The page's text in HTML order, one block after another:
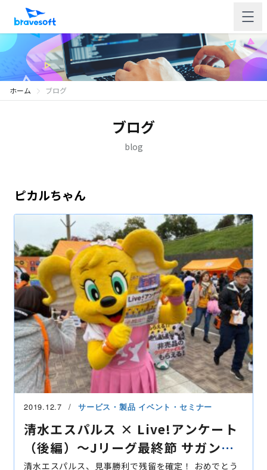
ホーム ブログ
ブログ
blog
ピカルちゃん
2019.12.7 サービス・製品 イベント・セミナー
清水エスパルス × Live!アンケート
（後編）〜Jリーグ最終節 サガン鳥
栖戦〜
清水エスパルス、見事勝利で残留を確定！ おめでとう